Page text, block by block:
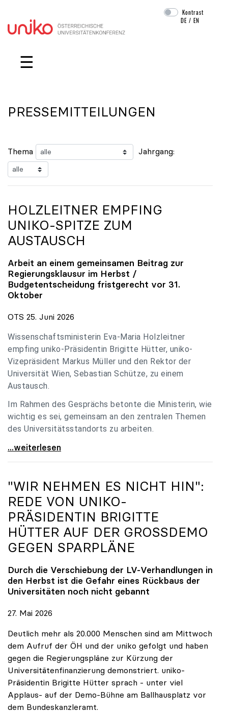
Navigation überspringen
Kontrast
DE /EN
☰
PRESSEMITTEILUNGEN
Thema Jahrgang:
HOLZLEITNER EMPFING
UNIKO-SPITZE ZUM
AUSTAUSCH
Arbeit an einem gemeinsamen Beitrag zur
Regierungsklausur im Herbst /
Budgetentscheidung fristgerecht vor 31.
Oktober
OTS 25. Juni 2026
Wissenschaftsministerin Eva-Maria Holzleitner
empfing uniko-Präsidentin Brigitte Hütter, uniko-
Vizepräsident Markus Müller und den Rektor der
Universität Wien, Sebastian Schütze, zu einem
Austausch.
Im Rahmen des Gesprächs betonte die Ministerin, wie
wichtig es sei, gemeinsam an den zentralen Themen
des Universitätsstandorts zu arbeiten.
Holzleitner empfing uniko-Spitze zum Austausch
...weiterlesen
"WIR NEHMEN ES NICHT HIN":
REDE VON UNIKO-
PRÄSIDENTIN BRIGITTE
HÜTTER AUF DER GROSSDEMO G
EGEN SPARPLÄNE
Durch die Verschiebung der LV-Verhandlungen in
den Herbst ist die Gefahr eines Rückbaus der
Universitäten noch nicht gebannt
27. Mai 2026
Deutlich mehr als 20.000 Menschen sind am Mittwoch
dem Aufruf der ÖH und der uniko gefolgt und haben
gegen die Regierungspläne zur Kürzung der
Universitätenfinanzierung demonstriert. uniko-
Präsidentin Brigitte Hütter sprach - unter viel
Applaus- auf der Demo-Bühne am Ballhausplatz vor
dem Bundeskanzleramt.